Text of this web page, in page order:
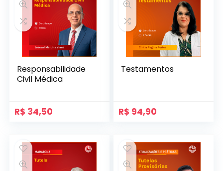
Responsabilidade
Civil Médica
R$ 34,50
Testamentos
R$ 94,90